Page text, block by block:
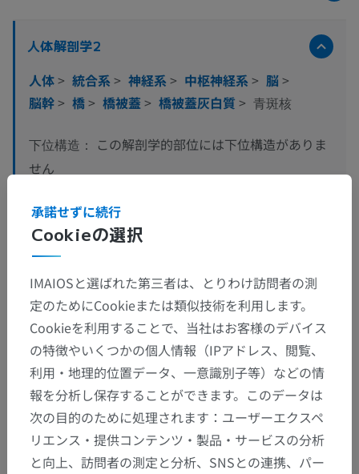
人体解剖学2
人体> 統合系> 神経系> 中枢神経系> 脳>
脳幹> 橋> 橋被蓋> 橋被蓋灰白質> 青斑核
下位構造：
この解剖学的部位には下位構造がありま
せん
人体解剖学1
人体神経解剖学
動物の比較解剖学
翻訳
Cookieの選択
承諾せずに続行
IMAIOSと選ばれた第三者は、とりわけ訪問者の測
定のためにCookieまたは類似技術を利用します。
Cookieを利用することで、当社はお客様のデバイス
の特徴やいくつかの個人情報（IPアドレス、閲覧、
利用・地理的位置データ、一意識別子等）などの情
報を分析し保存することができます。このデータは
次の目的のために処理されます：ユーザーエクスペ
リエンス・提供コンテンツ・製品・サービスの分析
と向上、訪問者の測定と分析、SNSとの連携、パー